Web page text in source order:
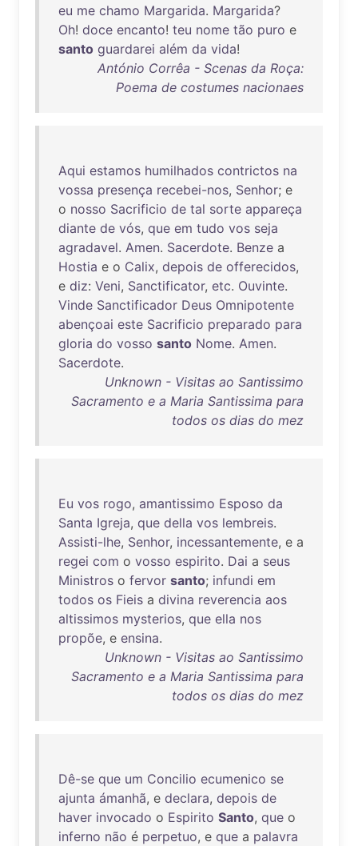
eu me chamo Margarida. Margarida?
Oh! doce encanto! teu nome tão puro e
santo guardarei além da vida!
António Corrêa - Scenas da Roça:
Poema de costumes nacionaes
Aqui estamos humilhados contrictos na
vossa presença recebei-nos, Senhor; e
o nosso Sacrificio de tal sorte appareça
diante de vós, que em tudo vos seja
agradavel. Amen. Sacerdote. Benze a
Hostia e o Calix, depois de offerecidos,
e diz: Veni, Sanctificator, etc. Ouvinte.
Vinde Sanctificador Deus Omnipotente
abençoai este Sacrificio preparado para
gloria do vosso santo Nome. Amen.
Sacerdote.
Unknown - Visitas ao Santissimo
Sacramento e a Maria Santissima para
todos os dias do mez
Eu vos rogo, amantissimo Esposo da
Santa Igreja, que della vos lembreis.
Assisti-lhe, Senhor, incessantemente, e a
regei com o vosso espirito. Dai a seus
Ministros o fervor santo; infundi em
todos os Fieis a divina reverencia aos
altissimos mysterios, que ella nos
propõe, e ensina.
Unknown - Visitas ao Santissimo
Sacramento e a Maria Santissima para
todos os dias do mez
Dê-se que um Concilio ecumenico se
ajunta ámanhã, e declara, depois de
haver invocado o Espirito Santo, que o
inferno não é perpetuo, e que a palavra